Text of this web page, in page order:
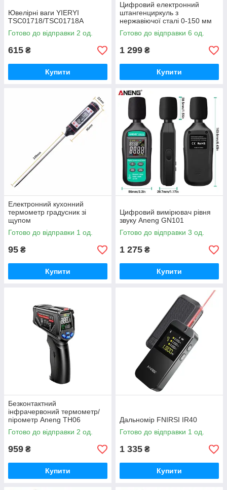
Ювелірні ваги YIERYI
TSC01718/TSC01718A
Готово до відправки 2 од.
615 ₴
Купити
Цифровий електронний
штангенциркуль з
нержавіючої сталі 0-150 мм
Готово до відправки 6 од.
1 299 ₴
Купити
Електронний кухонний
термометр градусник зі
щупом
Готово до відправки 1 од.
95 ₴
Купити
Цифровий вимірювач рівня
звуку Aneng GN101
Готово до відправки 3 од.
1 275 ₴
Купити
Безконтактний
інфрачервоний термометр/
пірометр Aneng TH06
Готово до відправки 2 од.
959 ₴
Купити
Дальномір FNIRSI IR40
Готово до відправки 1 од.
1 335 ₴
Купити